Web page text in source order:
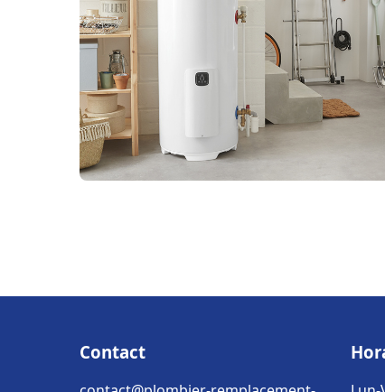
Contact